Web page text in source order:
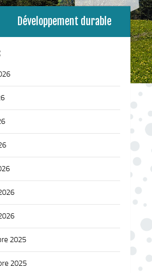
Développement durable
2025
2025